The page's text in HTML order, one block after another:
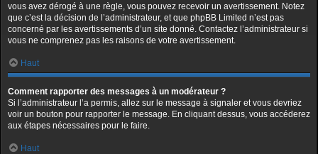
vous avez dérogé à une règle, vous pouvez recevoir un avertissement. Notez
que c’est la décision de l’administrateur, et que phpBB Limited n’est pas
concerné par les avertissements d’un site donné. Contactez l’administrateur si
vous ne comprenez pas les raisons de votre avertissement.
Haut
Comment rapporter des messages à un modérateur ?
Si l’administrateur l’a permis, allez sur le message à signaler et vous devriez
voir un bouton pour rapporter le message. En cliquant dessus, vous accéderez
aux étapes nécessaires pour le faire.
Haut